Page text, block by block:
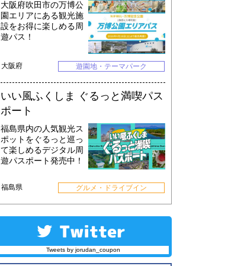
大阪府吹田市の万博公
園エリアにある観光施
設をお得に楽しめる周
遊パス！
大阪府 遊園地・テーマパーク
いい風ふくしま ぐるっと満喫パス
ポート
福島県内の人気観光ス
ポットをぐるっと巡っ
て楽しめるデジタル周
遊パスポート発売中！
福島県 グルメ・ドライブイン
Tweets by jorudan_coupon